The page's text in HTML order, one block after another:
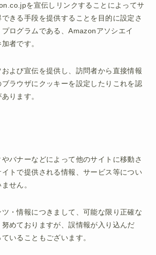
を宣伝しリンクすることによってサ
きる手段を提供することを目的に設定さ
ログラムである、Amazonアソシエイ
者です。
よび宣伝を提供し、訪問者から直接情報
ラウザにクッキーを設定したりこれを認
ります。
バナーなどによって他のサイトに移動さ
トで提供される情報、サービス等につい
せん。
・情報につきまして、可能な限り正確な
めておりますが、誤情報が入り込んだ
いることもございます。